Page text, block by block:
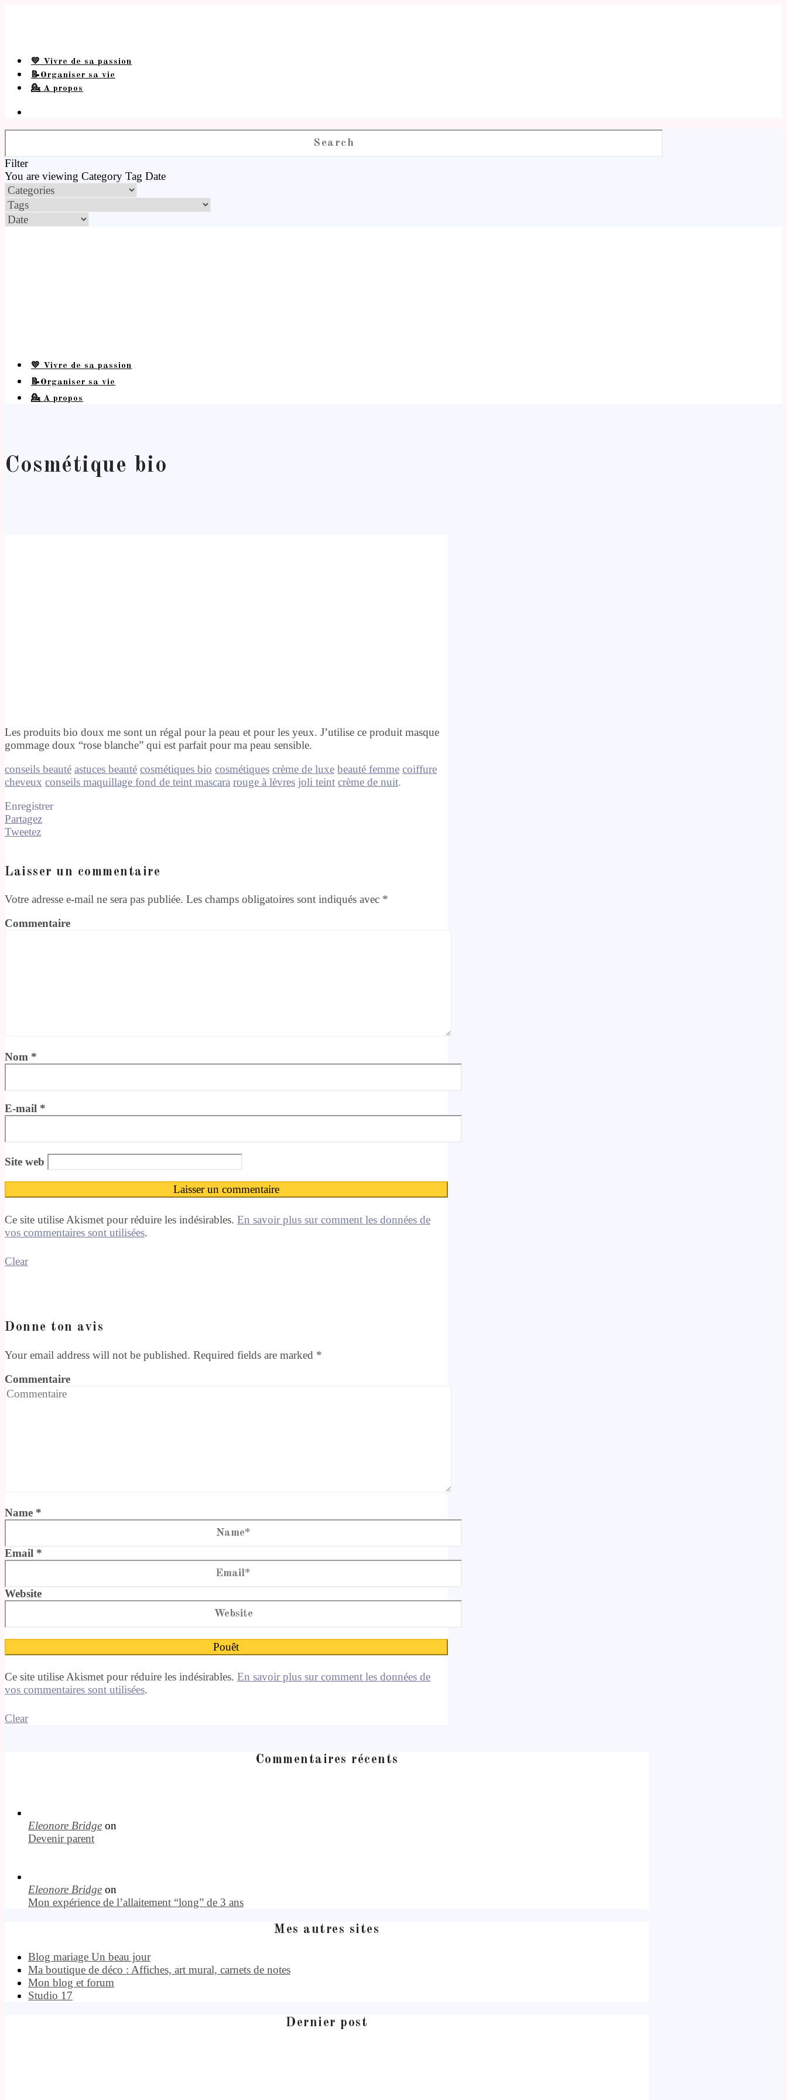
💛 Vivre de sa passion
📝Organiser sa vie
💁 A propos
Filter
You are viewing Category Tag Date
💛 Vivre de sa passion
📝Organiser sa vie
💁 A propos
Cosmétique bio
Les produits bio doux me sont un régal pour la peau et pour les yeux. J’utilise ce produit masque
gommage doux “rose blanche” qui est parfait pour ma peau sensible.
conseils beauté astuces beauté cosmétiques bio cosmétiques crème de luxe beauté femme coiffure
cheveux conseils maquillage fond de teint mascara rouge à lèvres joli teint crème de nuit.
Enregistrer
Partagez
Tweetez
Laisser un commentaire
Votre adresse e-mail ne sera pas publiée. Les champs obligatoires sont indiqués avec *
Commentaire
Nom *
E-mail *
Site web
Ce site utilise Akismet pour réduire les indésirables. En savoir plus sur comment les données de
vos commentaires sont utilisées.
Clear
Donne ton avis
Your email address will not be published. Required fields are marked *
Commentaire
Name *
Email *
Website
Ce site utilise Akismet pour réduire les indésirables. En savoir plus sur comment les données de
vos commentaires sont utilisées.
Clear
Commentaires récents
Eleonore Bridge on
Devenir parent
Eleonore Bridge on
Mon expérience de l’allaitement “long” de 3 ans
Mes autres sites
Blog mariage Un beau jour
Ma boutique de déco : Affiches, art mural, carnets de notes
Mon blog et forum
Studio 17
Dernier post